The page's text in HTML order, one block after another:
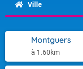
Ville
Montguers
à 1.60km